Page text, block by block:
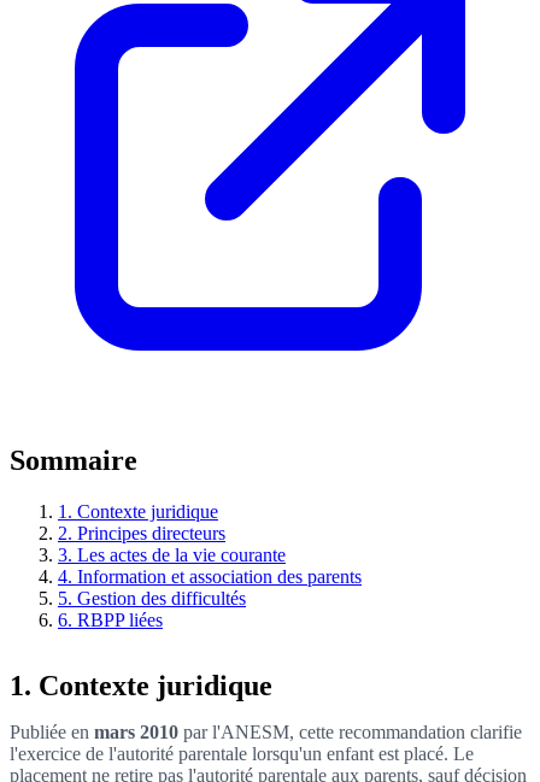
Sommaire
1. Contexte juridique
2. Principes directeurs
3. Les actes de la vie courante
4. Information et association des parents
5. Gestion des difficultés
6. RBPP liées
1. Contexte juridique
Publiée en mars 2010 par l'ANESM, cette recommandation clarifie
l'exercice de l'autorité parentale lorsqu'un enfant est placé. Le
placement ne retire pas l'autorité parentale aux parents, sauf décision